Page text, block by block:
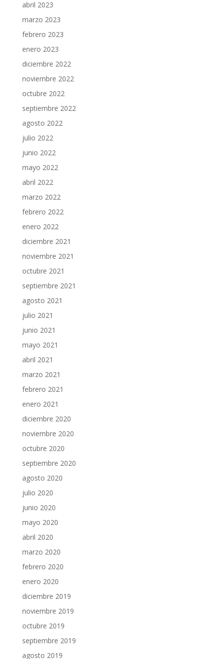
abril 2023
marzo 2023
febrero 2023
enero 2023
diciembre 2022
noviembre 2022
octubre 2022
septiembre 2022
agosto 2022
julio 2022
junio 2022
mayo 2022
abril 2022
marzo 2022
febrero 2022
enero 2022
diciembre 2021
noviembre 2021
octubre 2021
septiembre 2021
agosto 2021
julio 2021
junio 2021
mayo 2021
abril 2021
marzo 2021
febrero 2021
enero 2021
diciembre 2020
noviembre 2020
octubre 2020
septiembre 2020
agosto 2020
julio 2020
junio 2020
mayo 2020
abril 2020
marzo 2020
febrero 2020
enero 2020
diciembre 2019
noviembre 2019
octubre 2019
septiembre 2019
agosto 2019